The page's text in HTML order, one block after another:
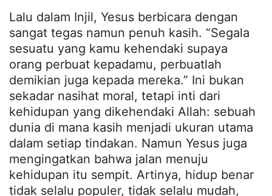
Lalu dalam Injil, Yesus berbicara dengan
sangat tegas namun penuh kasih. “Segala
sesuatu yang kamu kehendaki supaya
orang perbuat kepadamu, perbuatlah
demikian juga kepada mereka.” Ini bukan
sekadar nasihat moral, tetapi inti dari
kehidupan yang dikehendaki Allah: sebuah
dunia di mana kasih menjadi ukuran utama
dalam setiap tindakan. Namun Yesus juga
mengingatkan bahwa jalan menuju
kehidupan itu sempit. Artinya, hidup benar
tidak selalu populer, tidak selalu mudah,